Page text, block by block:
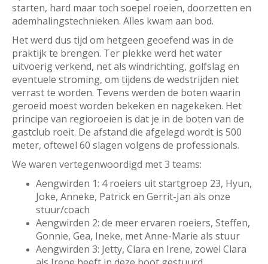
starten, hard maar toch soepel roeien, doorzetten en
ademhalingstechnieken. Alles kwam aan bod.
Het werd dus tijd om hetgeen geoefend was in de
praktijk te brengen. Ter plekke werd het water
uitvoerig verkend, net als windrichting, golfslag en
eventuele stroming, om tijdens de wedstrijden niet
verrast te worden. Tevens werden de boten waarin
geroeid moest worden bekeken en nagekeken. Het
principe van regioroeien is dat je in de boten van de
gastclub roeit. De afstand die afgelegd wordt is 500
meter, oftewel 60 slagen volgens de professionals.
We waren vertegenwoordigd met 3 teams:
Aengwirden 1: 4 roeiers uit startgroep 23, Hyun,
Joke, Anneke, Patrick en Gerrit-Jan als onze
stuur/coach
Aengwirden 2: de meer ervaren roeiers, Steffen,
Gonnie, Gea, Ineke, met Anne-Marie als stuur
Aengwirden 3: Jetty, Clara en Irene, zowel Clara